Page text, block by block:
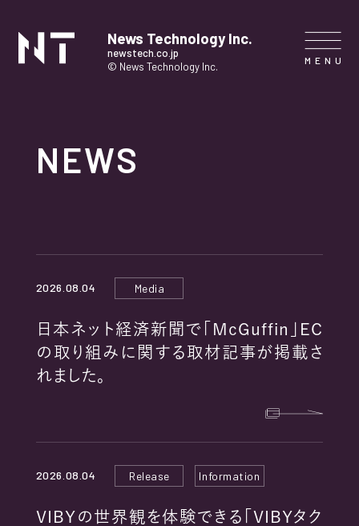
News Technology Inc.
newstech.co.jp
© News Technology Inc.
POLICY
NEWS
2026.08.04 Media
日本ネット経済新聞で「McGuffin」EC
の取り組みに関する取材記事が掲載さ
れました。
2026.08.04 Release Information
VIBYの世界観を体験できる「VIBYタク